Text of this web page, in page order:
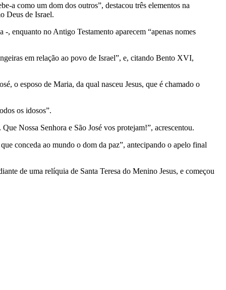
a como um dom dos outros”, destacou três elementos na
Deus de Israel.
, enquanto no Antigo Testamento aparecem “apenas nomes
em relação ao povo de Israel”, e, citando Bento XVI,
o esposo de Maria, da qual nasceu Jesus, que é chamado o
os idosos”.
Nossa Senhora e São José vos protejam!”, acrescentou.
conceda ao mundo o dom da paz”, antecipando o apelo final
de uma relíquia de Santa Teresa do Menino Jesus, e começou